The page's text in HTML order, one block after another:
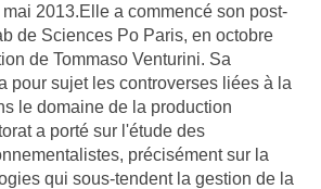
2013.Elle a commencé son post-
de Sciences Po Paris, en octobre
de Tommaso Venturini. Sa
pour sujet les controverses liées à la
le domaine de la production
a porté sur l'étude des
précisément sur la
qui sous-tendent la gestion de la